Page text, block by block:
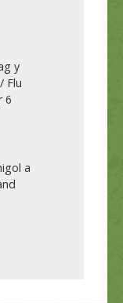
y
Flu
6
a